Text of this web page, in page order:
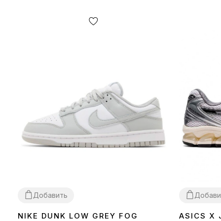
Добавить
NIKE DUNK LOW GREY FOG
ASICS X